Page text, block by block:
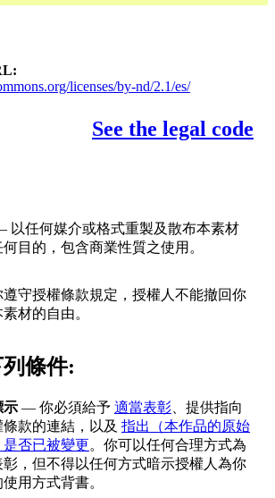
licenses/by-nd/2.1/es/
See the legal code
以任何媒介或格式重製及散布本素材
何目的，包含商業性質之使用。
遵守授權條款規定，授權人不能撤回你
材的自由。
條件:
示 — 你必須給予 適當表彰 、提供指向
款的連結，以及 指出（本作品的原始
是否已被變更。你可以任何合理方式為
彰，但不得以任何方式暗示授權人為你
用方式背書。